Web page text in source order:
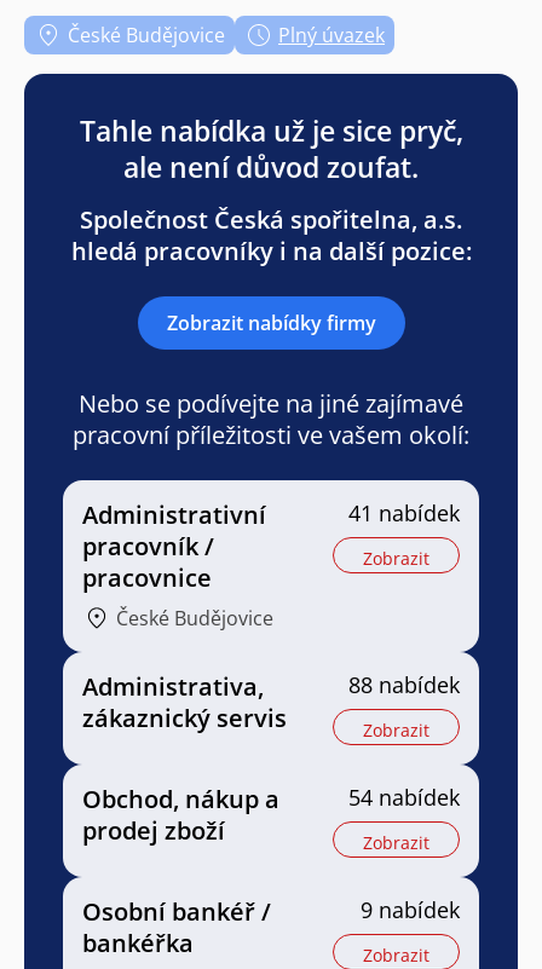
České Budějovice Plný úvazek
Tahle nabídka už je sice pryč,
ale není důvod zoufat.
Společnost Česká spořitelna, a.s.
hledá pracovníky i na další pozice:
Zobrazit nabídky firmy
Nebo se podívejte na jiné zajímavé
pracovní příležitosti ve vašem okolí:
Administrativní
pracovník /
pracovnice
České Budějovice
41 nabídek
Zobrazit
Administrativa,
zákaznický servis
88 nabídek
Zobrazit
Obchod, nákup a
prodej zboží
54 nabídek
Zobrazit
Osobní bankéř /
bankéřka
9 nabídek
Zobrazit